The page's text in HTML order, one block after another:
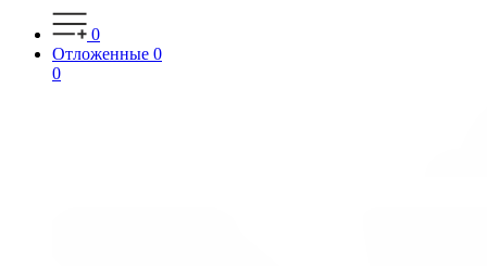
0
Отложенные 0
0